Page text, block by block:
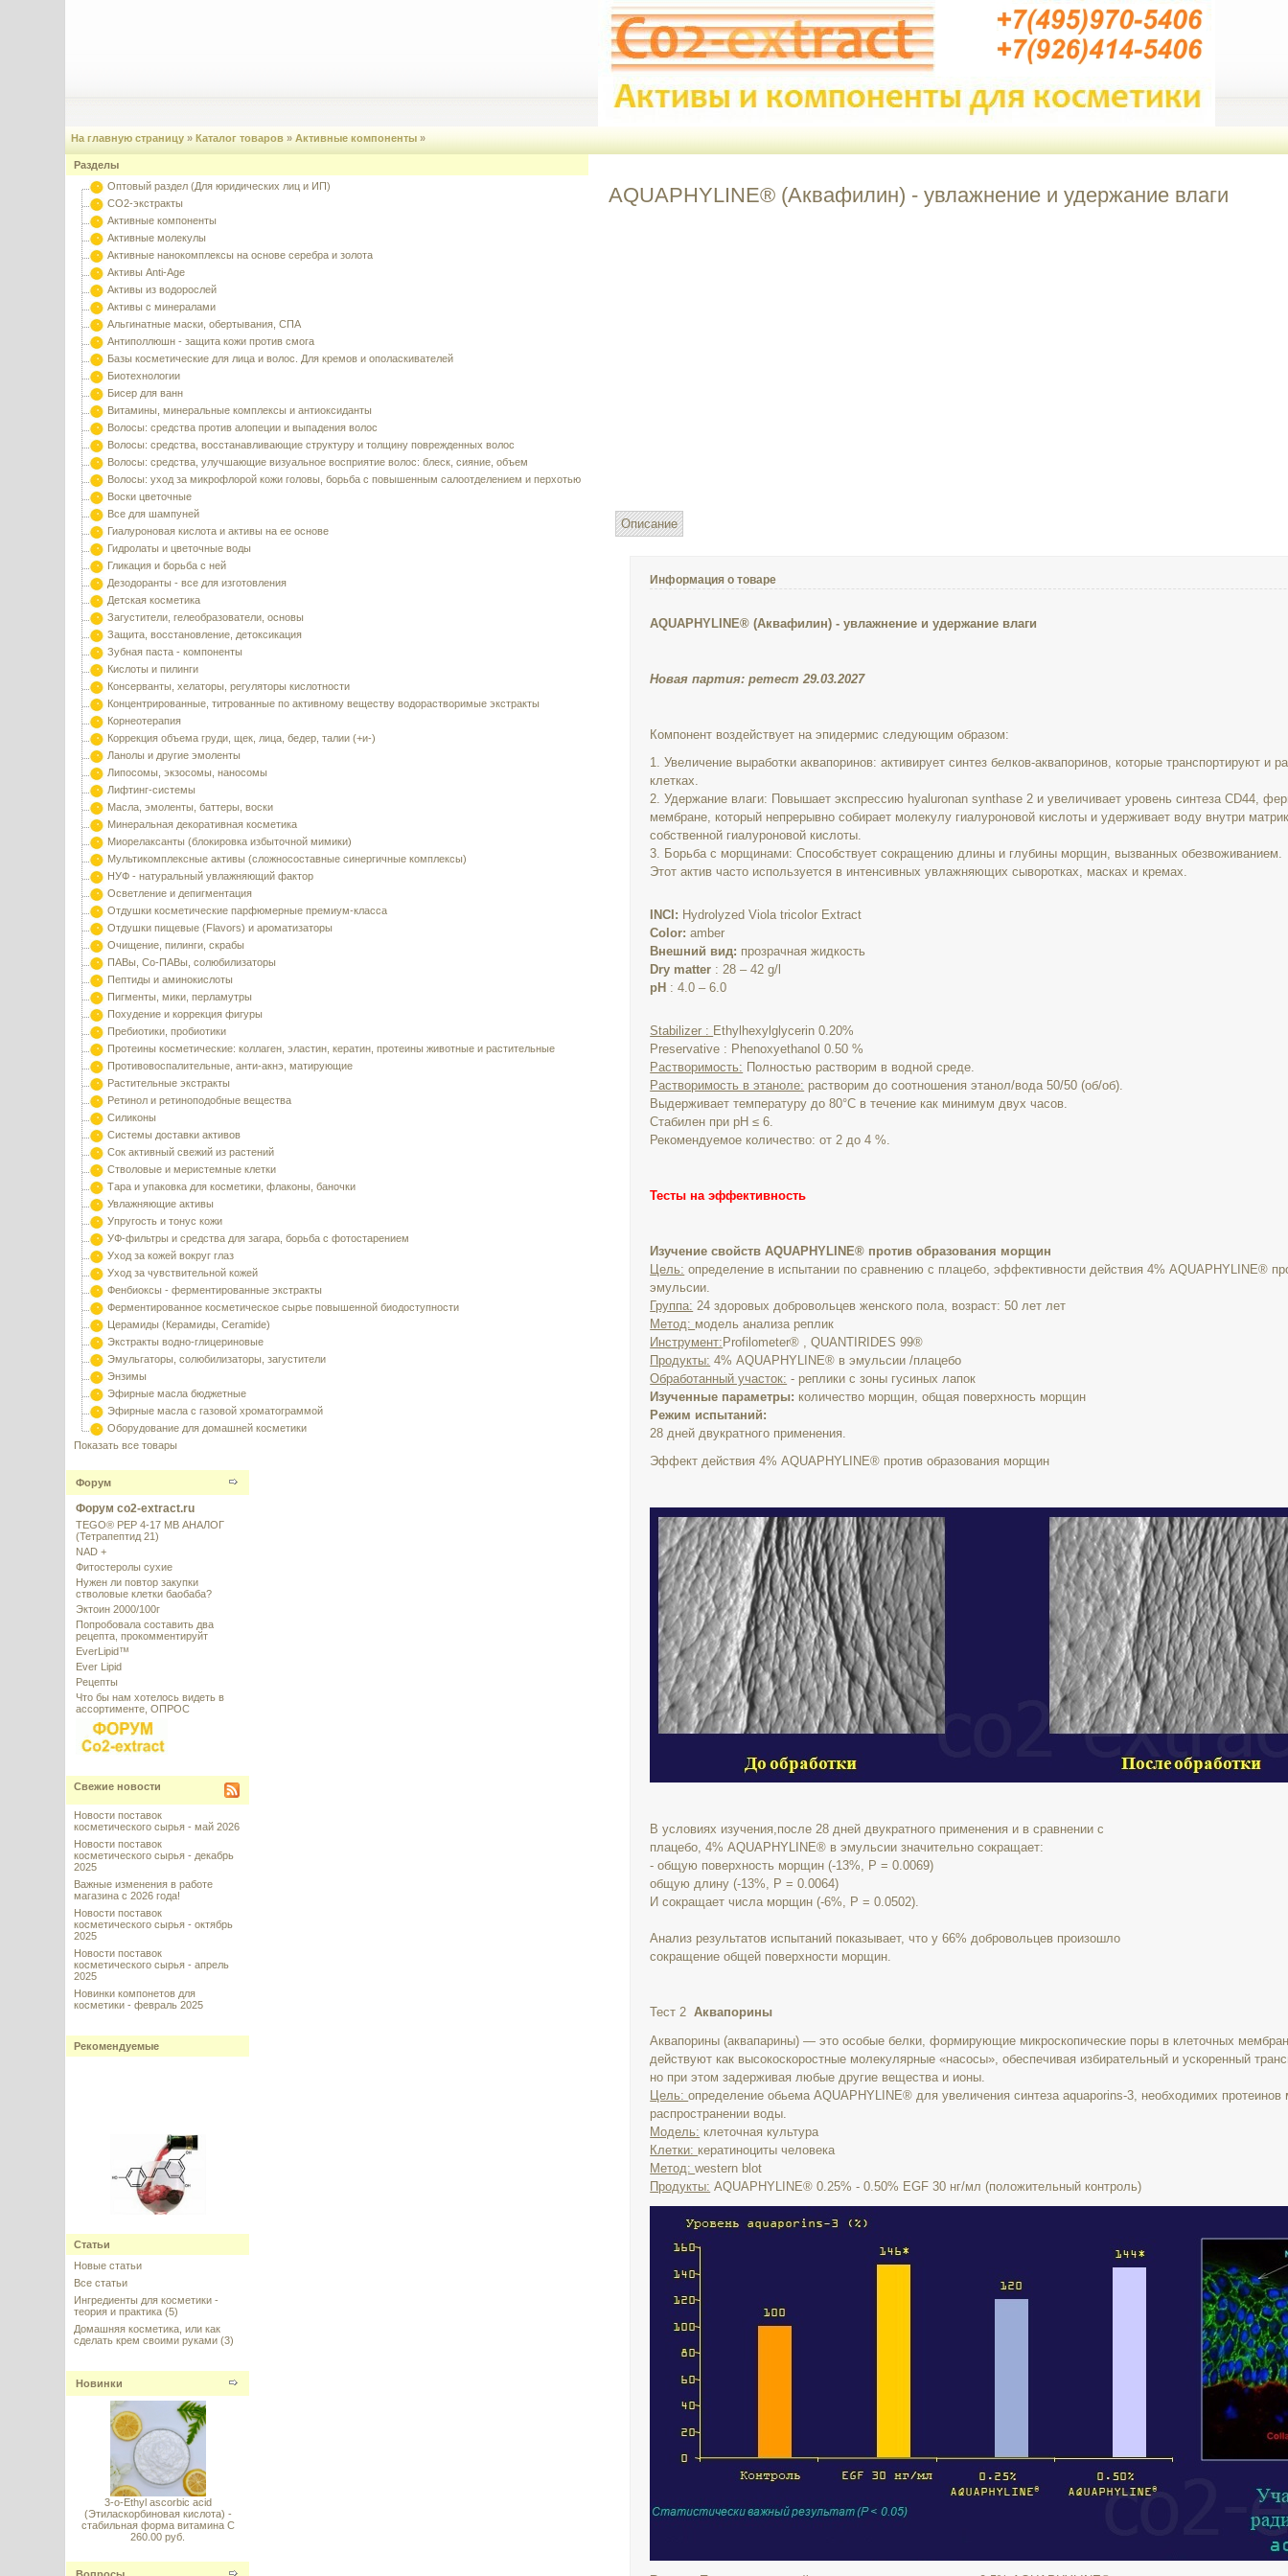
На главную страницу »Каталог товаров »Активные компоненты »
Разделы
Оптовый раздел (Для юридических лиц и ИП)
CO2-экстракты
Активные компоненты
Активные молекулы
Активные нанокомплексы на основе серебра и золота
Активы Anti-Age
Активы из водорослей
Активы с минералами
Альгинатные маски, обертывания, СПА
Антиполлюшн - защита кожи против смога
Базы косметические для лица и волос. Для кремов и ополаскивателей
Биотехнологии
Бисер для ванн
Витамины, минеральные комплексы и антиоксиданты
Волосы: средства против алопеции и выпадения волос
Волосы: средства, восстанавливающие структуру и толщину поврежденных волос
Волосы: средства, улучшающие визуальное восприятие волос: блеск, сияние, объем
Волосы: уход за микрофлорой кожи головы, борьба с повышенным салоотделением и перхотью
Воски цветочные
Все для шампуней
Гиалуроновая кислота и активы на ее основе
Гидролаты и цветочные воды
Гликация и борьба с ней
Дезодоранты - все для изготовления
Детская косметика
Загустители, гелеобразователи, основы
Защита, восстановление, детоксикация
Зубная паста - компоненты
Кислоты и пилинги
Консерванты, хелаторы, регуляторы кислотности
Концентрированные, титрованные по активному веществу водорастворимые экстракты
Корнеотерапия
Коррекция объема груди, щек, лица, бедер, талии (+и-)
Ланолы и другие эмоленты
Липосомы, экзосомы, наносомы
Лифтинг-системы
Масла, эмоленты, баттеры, воски
Минеральная декоративная косметика
Миорелаксанты (блокировка избыточной мимики)
Мультикомплексные активы (сложносоставные синергичные комплексы)
НУФ - натуральный увлажняющий фактор
Осветление и депигментация
Отдушки косметические парфюмерные премиум-класса
Отдушки пищевые (Flavors) и ароматизаторы
Очищение, пилинги, скрабы
ПАВы, Со-ПАВы, солюбилизаторы
Пептиды и аминокислоты
Пигменты, мики, перламутры
Похудение и коррекция фигуры
Пребиотики, пробиотики
Протеины косметические: коллаген, эластин, кератин, протеины животные и растительные
Противовоспалительные, анти-акнэ, матирующие
Растительные экстракты
Ретинол и ретиноподобные вещества
Силиконы
Системы доставки активов
Сок активный свежий из растений
Стволовые и меристемные клетки
Тара и упаковка для косметики, флаконы, баночки
Увлажняющие активы
Упругость и тонус кожи
УФ-фильтры и средства для загара, борьба с фотостарением
Уход за кожей вокруг глаз
Уход за чувствительной кожей
Фенбиоксы - ферментированные экстракты
Ферментированное косметическое сырье повышенной биодоступности
Церамиды (Керамиды, Ceramide)
Экстракты водно-глицериновые
Эмульгаторы, солюбилизаторы, загустители
Энзимы
Эфирные масла бюджетные
Эфирные масла с газовой хроматограммой
Оборудование для домашней косметики
Показать все товары
Форум
Форум co2-extract.ru
TEGO® PEP 4-17 MB АНАЛОГ
(Тетрапептид 21)
NAD +
Фитостеролы сухие
Нужен ли повтор закупки
стволовые клетки баобаба?
Эктоин 2000/100г
Попробовала составить два
рецепта, прокомментируйт
EverLipid™
Ever Lipid
Рецепты
Что бы нам хотелось видеть в
ассортименте, ОПРОС
Свежие новости
Новости поставок
косметического сырья - май 2026
Новости поставок
косметического сырья - декабрь
2025
Важные изменения в работе
магазина с 2026 года!
Новости поставок
косметического сырья - октябрь
2025
Новости поставок
косметического сырья - апрель
2025
Новинки компонетов для
косметики - февраль 2025
Рекомендуемые
---------
Жожоба Голден масло
---------
Voluform (Вольюформ) -
коррекция полноты зоны
Статьи
Новые статьи
Все статьи
Ингредиенты для косметики -
теория и практика (5)
Домашняя косметика, или как
сделать крем своими руками (3)
Новинки
3-o-Ethyl ascorbic acid
(Этиласкорбиновая кислота) -
стабильная форма витамина С
260.00 руб.
AQUAPHYLINE® (Аквафилин) - увлажнение и удержание влаги
Описание
Информация о товаре
AQUAPHYLINE® (Аквафилин) - увлажнение и удержание влаги
Новая партия: ретест 29.03.2027
Компонент воздействует на эпидермис следующим образом:
1. Увеличение выработки аквапоринов: активирует синтез белков-аквапоринов, которые транспортируют и
клетках.
2. Удержание влаги: Повышает экспрессию hyaluronan synthase 2 и увеличивает уровень синтеза CD44,
мембране, который непрерывно собирает молекулу гиалуроновой кислоты и удерживает воду внутри
собственной гиалуроновой кислоты.
3. Борьба с морщинами: Способствует сокращению длины и глубины морщин, вызванных обезвоживанием.
Этот актив часто используется в интенсивных увлажняющих сыворотках, масках и кремах.
INCI: Hydrolyzed Viola tricolor Extract
Color: amber
Внешний вид: прозрачная жидкость
Dry matter : 28 – 42 g/l
pH : 4.0 – 6.0
Stabilizer : Ethylhexylglycerin 0.20%
Preservative : Phenoxyethanol 0.50 %
Растворимость: Полностью растворим в водной среде.
Растворимость в этаноле: растворим до соотношения этанол/вода 50/50 (об/об).
Выдерживает температуру до 80°C в течение как минимум двух часов.
Стабилен при pH ≤ 6.
Рекомендуемое количество: от 2 до 4 %.
Тесты на эффективность
Изучение свойств AQUAPHYLINE® против образования морщин
Цель: определение в испытании по сравнению с плацебо, эффективности действия 4% AQUAPHYLINE®
эмульсии.
Группа: 24 здоровых добровольцев женского пола, возраст: 50 лет лет
Метод: модель анализа реплик
Инструмент: Profilometer® , QUANTIRIDES 99®
Продукты: 4% AQUAPHYLINE® в эмульсии /плацебо
Обработанный участок: - реплики с зоны гусиных лапок
Изученные параметры: количество морщин, общая поверхность морщин
Режим испытаний:
28 дней двукратного применения.
Эффект действия 4% AQUAPHYLINE® против образования морщин
В условиях изучения,после 28 дней двукратного применения и в сравнении с
плацебо, 4% AQUAPHYLINE® в эмульсии значительно сокращает:
- общую поверхность морщин (-13%, P = 0.0069)
общую длину (-13%, P = 0.0064)
И сокращает числа морщин (-6%, P = 0.0502).
Анализ результатов испытаний показывает, что у 66% добровольцев произошло
сокращение общей поверхности морщин.
Тест 2Аквапорины
Аквапорины (аквапарины) — это особые белки, формирующие микроскопические поры в клеточных
действуют как высокоскоростные молекулярные «насосы», обеспечивая избирательный и ускоренный
но при этом задерживая любые другие вещества и ионы.
Цель:определение обьема AQUAPHYLINE® для увеличения синтеза aquaporins-3, необходимих
распространении воды.
Модель: клеточная культура
Клетки: кератиноциты человека
Метод:western blot
Продукты: AQUAPHYLINE® 0.25% - 0.50% EGF 30 нг/мл (положительный контроль)